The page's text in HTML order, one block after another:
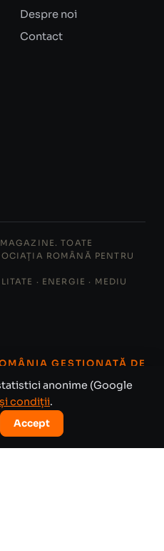
Despre noi
Contact
TOATE
ROMÂNĂ PENTRU
· ENERGIE · MEDIU
anonime (Google
condiții.
Accept
GESTIONATĂ DE
industria cu cea mai